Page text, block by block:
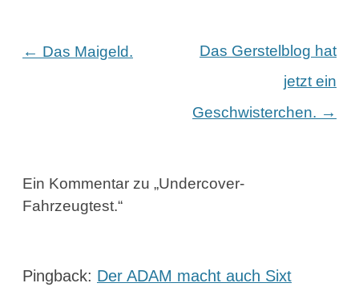
Beitragsnavigation
← Das Maigeld.
Das Gerstelblog hat
jetzt ein
Geschwisterchen. →
Ein Kommentar zu „Undercover-
Fahrzeugtest.“
Pingback: Der ADAM macht auch Sixt